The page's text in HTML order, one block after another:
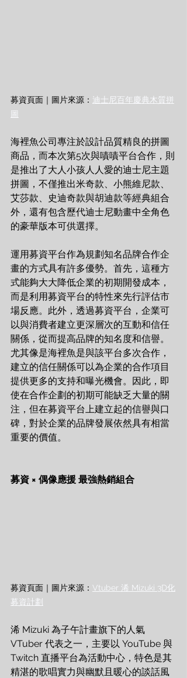
募資頁面｜圖片來源： 迪士尼百年慶典木質拼
圖
海裡魚公司專注於設計品質精良的拼圖
商品，而本次第5次與嘖嘖平台合作，則
是推出了大人小孩人人愛的迪士尼主題
拼圖，不僅推出米奇款、小熊維尼款、
艾莎款、史迪奇款與胡迪款等經典組合
外，還有包含歷代迪士尼動畫中全角色
的豪華版本可供選擇。
運用募資平台作為規劃知名品牌合作企
畫的方式具有許多優勢。首先，這種方
式能夠大大降低企業的初期開發成本，
而是利用募資平台的特性來先行評估市
場反應。此外，透過募資平台，企業可
以與消費者建立更深層次的互動和信任
關係，從而提高品牌的知名度和信譽。
尤其像是海裡魚是與該平台多次合作，
建立的信任關係可以為企業的合作項目
提供更多的支持和曝光機會。因此，即
使在合作企劃的初期可能缺乏大量的關
注，但在募資平台上建立起的信譽與口
碑，對於企業的品牌發展依然具有相當
重要的價值。
募資 × 偶像應援 最強熱銷組合
募資頁面｜圖片來源： Vtuber 浠 Mizuki 3D化
募資計劃
浠 Mizuki 為子午計畫旗下的人氣
VTuber 代表之一，主要以 YouTube 與
Twitch 直播平台為活動中心，特色是其
精湛的歌唱實力與幽默且暖心的談話風